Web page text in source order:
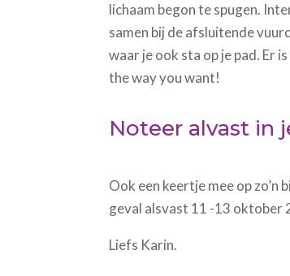
lichaam begon te spugen.
samen bij de afsluitende
waar je ook sta op je pad. Er
the way you want!
Noteer alvast in
Ook een keertje mee op
geval alsvast 11 -13 oktober
Liefs Karin.